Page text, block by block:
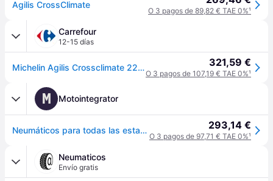
Agilis CrossClimate
O 3 pagos de 89,82 € TAE 0%¹
Carrefour
12-15 días
Michelin Agilis Crossclimate 225 75 R16 118/116r 4 Estaciones 321,59 €
O 3 pagos de 107,19 € TAE 0%¹
M Motointegrator
Neumáticos para todas las estaciones MICHELIN Agilis CrossClimate 225/75R16C, 118/116R TL 293,14 €
O 3 pagos de 97,71 € TAE 0%¹
Neumaticos
Envío gratis